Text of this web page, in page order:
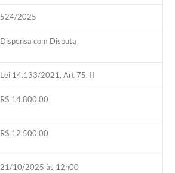
524/2025
Dispensa com Disputa
Lei 14.133/2021, Art 75, II
R$ 14.800,00
R$ 12.500,00
21/10/2025 às 12h00